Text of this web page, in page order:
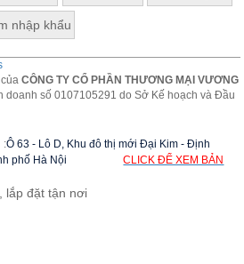
nhập khẩu
củaCÔNG TY CỔ PHẦN THƯƠNG MẠI VƯƠNG
doanh số 0107105291 do Sở Kế hoạch và Đầu
:Ô 63 - Lô D, Khu đô thị mới Đại Kim - Định
phố Hà Nội
CLICK ĐỂ XEM BẢN
lắp đặt tận nơi